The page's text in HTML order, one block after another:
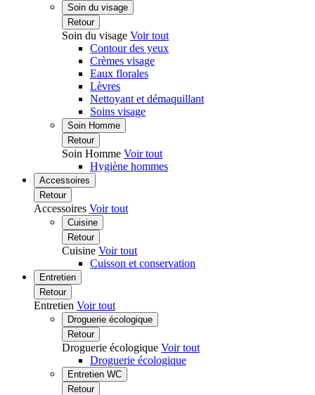
Soin du visage
Retour
Soin du visage Voir tout
Contour des yeux
Crèmes visage
Eaux florales
Lèvres
Nettoyant et démaquillant
Soins visage
Soin Homme
Retour
Soin Homme Voir tout
Hygiène hommes
Accessoires
Retour
Accessoires Voir tout
Cuisine
Retour
Cuisine Voir tout
Cuisson et conservation
Entretien
Retour
Entretien Voir tout
Droguerie écologique
Retour
Droguerie écologique Voir tout
Droguerie écologique
Entretien WC
Retour